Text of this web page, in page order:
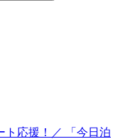
ト応援！／ 「今日泊